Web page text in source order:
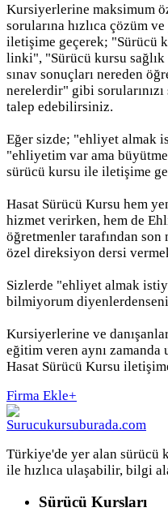
Kursiyerlerine maksimum
sorularına hızlıca çözüm
iletişime geçerek; "Sürücü
linki", "Sürücü kursu sağlık
sınav sonuçları nereden
nerelerdir" gibi
talep edebilirsiniz.
Eğer sizde; "ehliyet almak
"ehliyetim var ama
sürücü kursu ile iletişime
Hasat Sürücü Kursu hem
hizmet verirken, hem de
öğretmenler tarafından
özel direksiyon dersi
Sizlerde "ehliyet almak
bilmiyorum
Kursiyerlerine ve
eğitim veren aynı zamanda
Hasat Sürücü Kursu
Firma Ekle+
Türkiye'de yer alan sürücü
ile hızlıca ulaşabilir, bilgi
Sürücü Kursları